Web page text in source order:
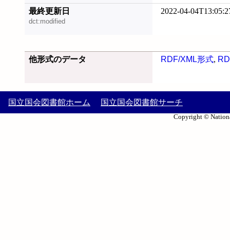
最終更新日
dct:modified
2022-04-
他形式のデータ RDF/XML形式,
国立国会図書館ホーム 国立国会図書館サーチ
Copyright ©